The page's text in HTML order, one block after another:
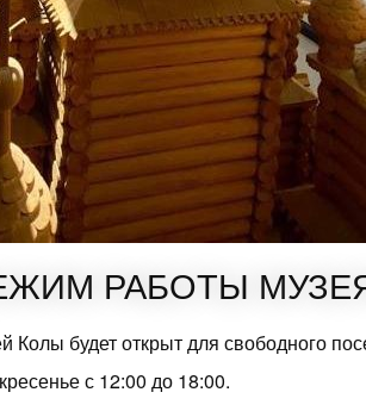
РАБОТЫ
будет открыт для свободного
с 12:00 до 18:00.